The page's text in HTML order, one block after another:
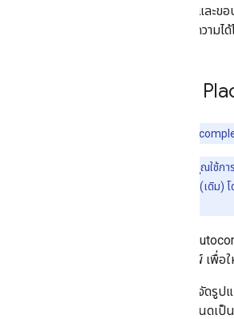
ข้อความและ
แบบข้อความ
คำขอ
Place
คุณใช้ก
Autocomplete (เดิม)
Place
ผู้ใช้พิมพ์ เพื่อ
คุณต้องจัดรูป
ต้องกำหนดเ